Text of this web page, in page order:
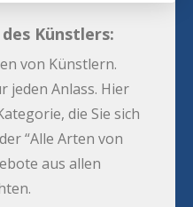
Künstlers:
von Künstlern.
jeden Anlass. Hier
die Sie sich
“Alle Arten von
aus allen